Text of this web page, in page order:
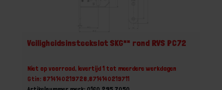
Veiligheidsinsteekslot SKG** rond RVS PC72
Niet op voorraad, levertijd 1 tot meerdere werkdagen
Gtin: 8714140219728,8714140219711